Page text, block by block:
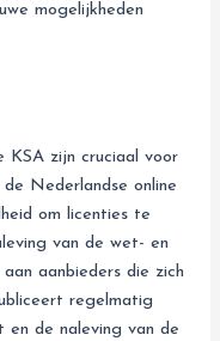
mogelijkheden
KSA zijn cruciaal voor
Nederlandse online
om licenties te
van de wet- en
aanbieders die zich
regelmatig
de naleving van de